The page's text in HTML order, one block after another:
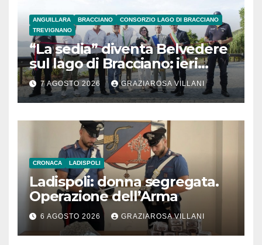
ANGUILLARA BRACCIANO
CONSORZIO LAGO DI BRACCIANO
TREVIGNANO
“La sedia” diventa Belvedere
sul lago di Bracciano: ieri
l’inaugurazione
7 AGOSTO 2026 GRAZIAROSA VILLANI
CRONACA LADISPOLI
Ladispoli: donna segregata.
Operazione dell’Arma
6 AGOSTO 2026 GRAZIAROSA VILLANI